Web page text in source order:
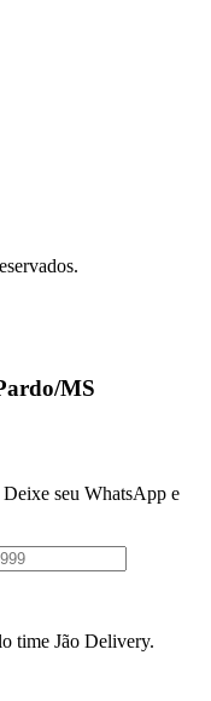
/MS
seu WhatsApp e
time Jão Delivery.